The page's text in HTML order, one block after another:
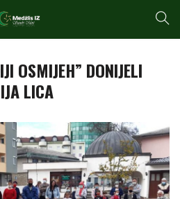
OSMIJEH” DONIJELI
LICA